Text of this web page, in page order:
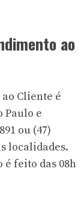
ao
Cliente é
Paulo e
ou (47)
localidades.
é feito das 08h